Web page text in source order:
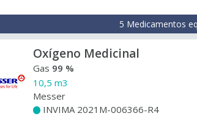
5 Medicamentos
Oxígeno Medicinal
Gas 99 %
10,5 m3
Messer
INVIMA 2021M-006366-R4